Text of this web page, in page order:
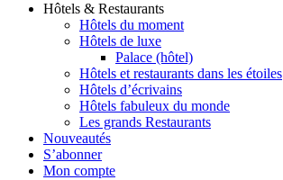
Hôtels & Restaurants
Hôtels du moment
Hôtels de luxe
Palace (hôtel)
Hôtels et restaurants dans les étoiles
Hôtels d’écrivains
Hôtels fabuleux du monde
Les grands Restaurants
Nouveautés
S’abonner
Mon compte